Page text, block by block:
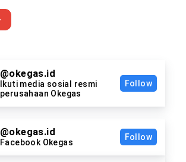
@okegas.id
Ikuti media sosial resmi
perusahaan Okegas
Follow
@okegas.id
Facebook Okegas
Follow